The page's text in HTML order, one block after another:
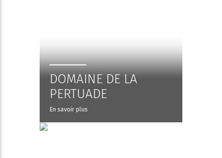
DOMAINE DE LA
PERTUADE
En savoir plus